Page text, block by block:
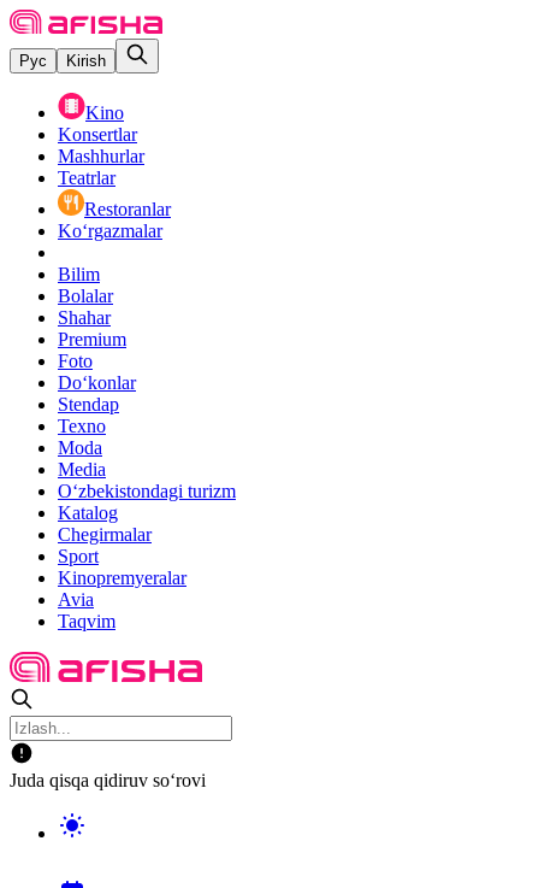
Рус Kirish
Kino
Konsertlar
Mashhurlar
Teatrlar
Restoranlar
Ko‘rgazmalar
Bilim
Bolalar
Shahar
Premium
Foto
Do‘konlar
Stendap
Texno
Moda
Media
O‘zbekistondagi turizm
Katalog
Chegirmalar
Sport
Kinopremyeralar
Avia
Taqvim
Juda qisqa qidiruv so‘rovi